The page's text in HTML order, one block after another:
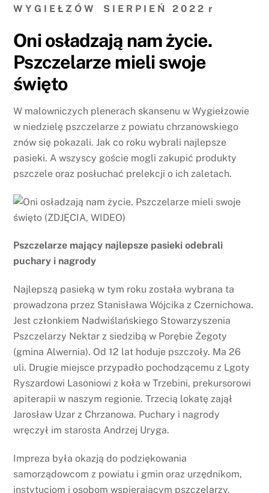
W Y G I E Ł Z Ó W S I E R P I E Ń 2 0 2 2 r
Oni osładzają nam życie.
Pszczelarze mieli swoje
święto
W malowniczych plenerach skansenu w Wygiełzowie
w niedzielę pszczelarze z powiatu chrzanowskiego
znów się pokazali. Jak co roku wybrali najlepsze
pasieki. A wszyscy goście mogli zakupić produkty
pszczele oraz posłuchać prelekcji o ich zaletach.
Pszczelarze mający najlepsze pasieki odebrali
puchary i nagrody
Najlepszą pasieką w tym roku została wybrana ta
prowadzona przez Stanisława Wójcika z Czernichowa.
Jest członkiem Nadwiślańskiego Stowarzyszenia
Pszczelarzy Nektar z siedzibą w Porębie Żegoty
(gmina Alwernia). Od 12 lat hoduje pszczoły. Ma 26
uli. Drugie miejsce przypadło pochodzącemu z Lgoty
Ryszardowi Lasoniowi z koła w Trzebini, prekursorowi
apiterapii w naszym regionie. Trzecią lokatę zajął
Jarosław Uzar z Chrzanowa. Puchary i nagrody
wręczył im starosta Andrzej Uryga.
Impreza była okazją do podziękowania
samorządowcom z powiatu i gmin oraz urzędnikom,
instytucjom i osobom wspierającym pszczelarzy.